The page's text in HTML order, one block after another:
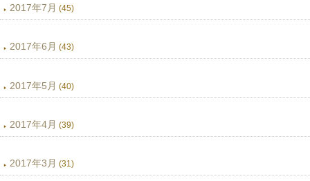
2017年7月 (45)
2017年6月 (43)
2017年5月 (40)
2017年4月 (39)
2017年3月 (31)